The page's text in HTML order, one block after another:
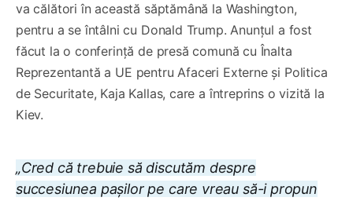
va călători în această săptămână la Washington,
pentru a se întâlni cu Donald Trump. Anunțul a fost
făcut la o conferință de presă comună cu Înalta
Reprezentantă a UE pentru Afaceri Externe și Politica
de Securitate, Kaja Kallas, care a întreprins o vizită la
Kiev.
„Cred că trebuie să discutăm despre
succesiunea pașilor pe care vreau să-i propun